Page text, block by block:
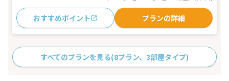
おすすめポイント プランの詳細
すべてのプランを見る(8プラン、3部屋タイプ)